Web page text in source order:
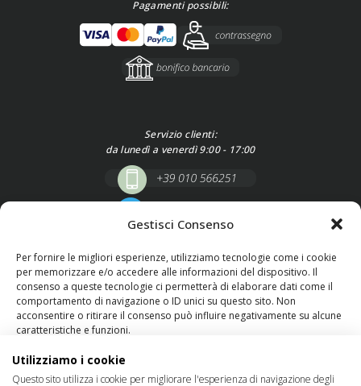
Gestisci Consenso
Per fornire le migliori esperienze, utilizziamo tecnologie come i cookie
per memorizzare e/o accedere alle informazioni del dispositivo. Il
consenso a queste tecnologie ci permetterà di elaborare dati come il
comportamento di navigazione o ID unici su questo sito. Non
acconsentire o ritirare il consenso può influire negativamente su alcune
caratteristiche e funzioni.
Gestisci servizi
Pagamenti possibili:
Servizio clienti:
da lunedì a venerdì 9:00 - 17:00
Utilizziamo i cookie
Questo sito utilizza i cookie per migliorare l'esperienza di navigazione degli